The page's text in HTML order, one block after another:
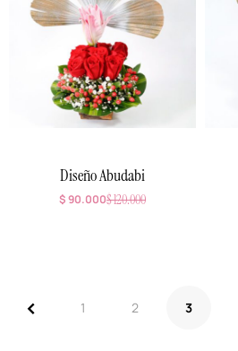
Diseño Abudabi
$120.000
$90.000
< 1 2 3